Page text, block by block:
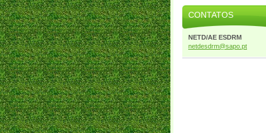
CONTATOS
NETD/AE ESDRM
netdesdrm@sapo.pt